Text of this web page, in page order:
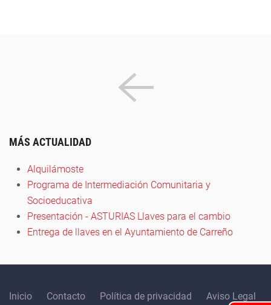
MÁS ACTUALIDAD
Alquilámoste
Programa de Intermediación Comunitaria y
Socioeducativa
Presentación - ASTURIAS Llaves para el cambio
Entrega de llaves en el Ayuntamiento de Carreño
Inicio Contacto Política de privacidad Aviso Legal